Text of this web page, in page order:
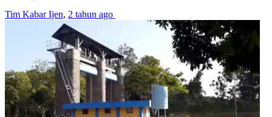
Tim Kabar Ijen, 2 tahun ago